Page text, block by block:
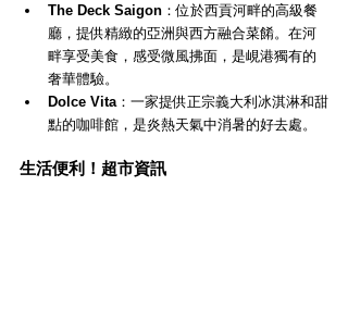
The Deck Saigon ：位於西貢河畔的高級餐
廳，提供精緻的亞洲與西方融合菜餚。在河
畔享受美食，感受微風拂面，是峴港獨有的
奢華體驗。
Dolce Vita ：一家提供正宗義大利冰淇淋和甜
點的咖啡館，是炎熱天氣中消暑的好去處。
生活便利！超市資訊